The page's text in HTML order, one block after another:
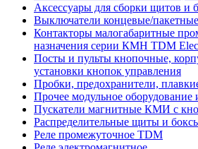
Аксессуары для сборки щитов и
Выключатели концевые/пакетные
Контакторы малогабаритные
назначения серии КМН TDM
Посты и пульты кнопочные,
установки кнопок управления
Пробки, предохранители,
Прочее модульное оборудование
Пускатели магнитные КМИ с
Распределительные щиты и
Реле промежуточное TDM